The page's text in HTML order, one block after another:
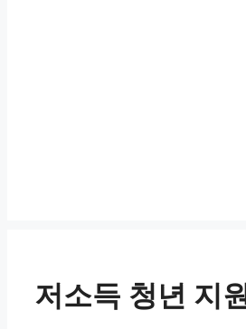
저소득 청년 지원